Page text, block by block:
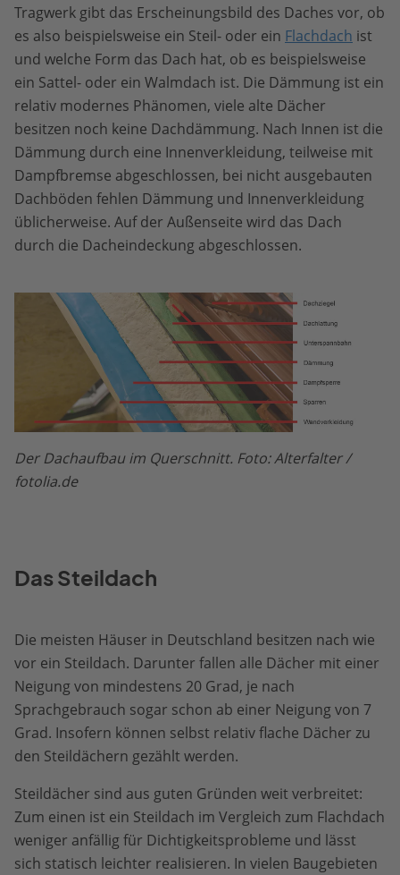
Tragwerk gibt das Erscheinungsbild des Daches vor, ob
es also beispielsweise ein Steil- oder ein Flachdach ist
und welche Form das Dach hat, ob es beispielsweise
ein Sattel- oder ein Walmdach ist. Die Dämmung ist ein
relativ modernes Phänomen, viele alte Dächer
besitzen noch keine Dachdämmung. Nach Innen ist die
Dämmung durch eine Innenverkleidung, teilweise mit
Dampfbremse abgeschlossen, bei nicht ausgebauten
Dachböden fehlen Dämmung und Innenverkleidung
üblicherweise. Auf der Außenseite wird das Dach
durch die Dacheindeckung abgeschlossen.
Der Dachaufbau im Querschnitt. Foto: Alterfalter /
fotolia.de
Das Steildach
Die meisten Häuser in Deutschland besitzen nach wie
vor ein Steildach. Darunter fallen alle Dächer mit einer
Neigung von mindestens 20 Grad, je nach
Sprachgebrauch sogar schon ab einer Neigung von 7
Grad. Insofern können selbst relativ flache Dächer zu
den Steildächern gezählt werden.
Steildächer sind aus guten Gründen weit verbreitet:
Zum einen ist ein Steildach im Vergleich zum Flachdach
weniger anfällig für Dichtigkeitsprobleme und lässt
sich statisch leichter realisieren. In vielen Baugebieten